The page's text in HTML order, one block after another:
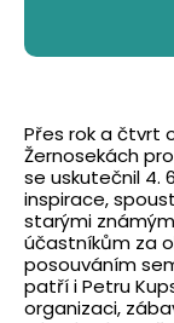
Přes rok a čtvrt
Žernosekách
se uskutečnil 4.
inspirace,
starými
účastníkům za
posouváním
patří i Petru
organizaci,